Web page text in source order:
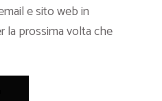
e sito web in
la prossima volta che